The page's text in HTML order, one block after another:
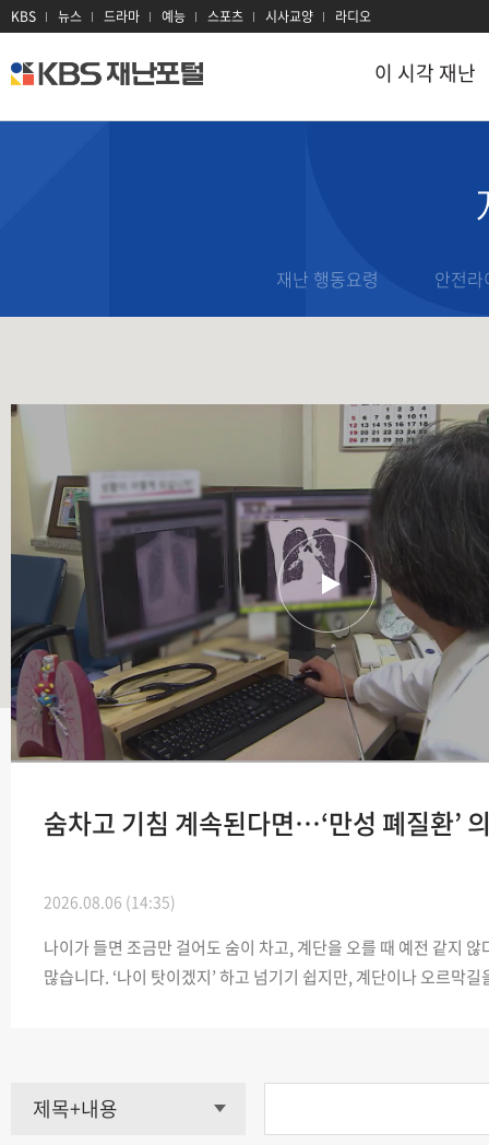
KBS 뉴스 드라마 예능 스포츠 시사교양 라디오
kbs
재
이 시각 재난
호우
폭염
감염병
방사선
이 시각 현장
재난문자
과거 재난기록
재난 유관기관
재난 행동요령 안전
숨차고 기침 계속된다면…‘만성 폐질환’
2026.08.06 (14:35)
나이가 들면 조금만 걸어도 숨이 차고, 계단을 오를 때 예전 같지
많습니다. ‘나이 탓이겠지’ 하고 넘기기 쉽지만, 계단이나 오르막길을 오를 때 유독 숨
제목+내용